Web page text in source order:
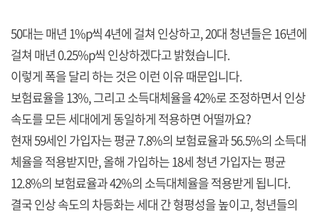
50대는 매년 1%p씩 4년에 걸쳐 인상하고, 20대 청년들은 16년에
걸쳐 매년 0.25%p씩 인상하겠다고 밝혔습니다.
이렇게 폭을 달리 하는 것은 이런 이유 때문입니다.
보험료율을 13%, 그리고 소득대체율을 42%로 조정하면서 인상
속도를 모든 세대에게 동일하게 적용하면 어떨까요?
현재 59세인 가입자는 평균 7.8%의 보험료율과 56.5%의 소득대
체율을 적용받지만, 올해 가입하는 18세 청년 가입자는 평균
12.8%의 보험료율과 42%의 소득대체율을 적용받게 됩니다.
결국 인상 속도의 차등화는 세대 간 형평성을 높이고, 청년들의